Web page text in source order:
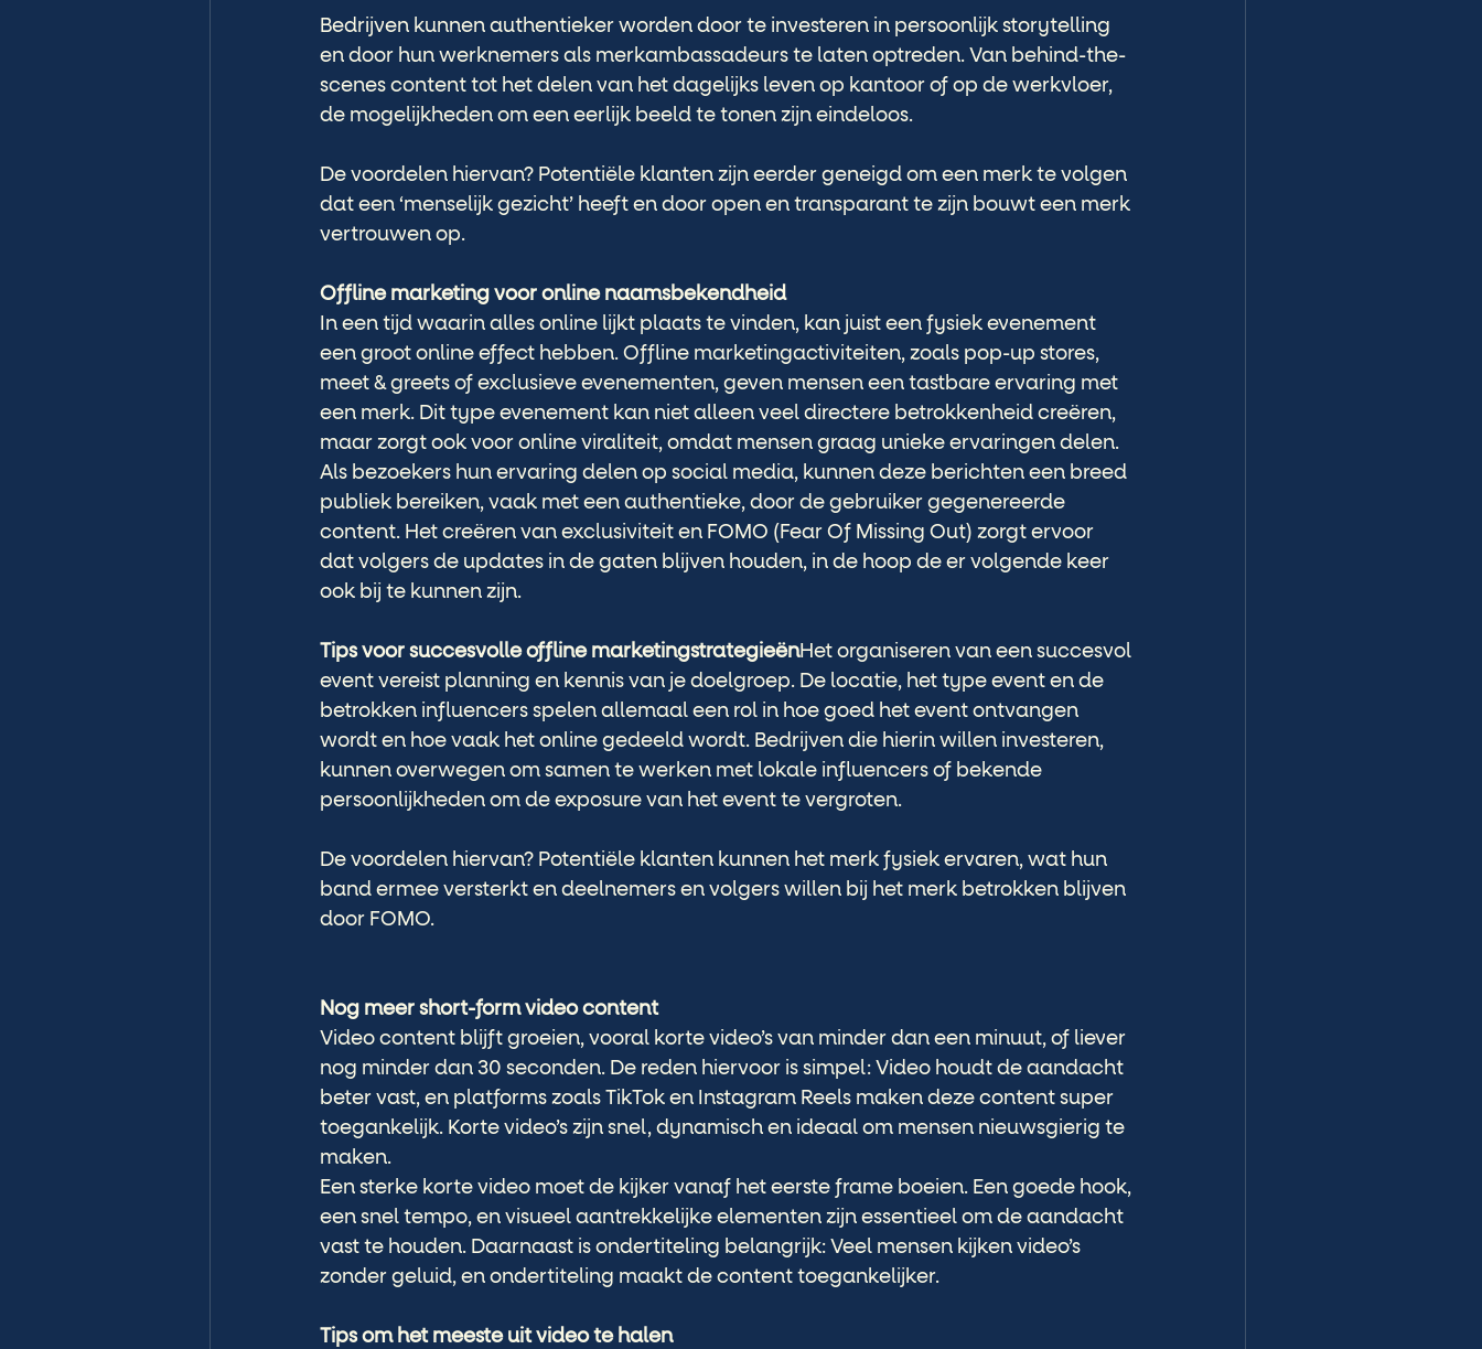
Bedrijven kunnen authentieker worden door te investeren in persoonlijk storytelling
en door hun werknemers als merkambassadeurs te laten optreden. Van behind-the-
scenes content tot het delen van het dagelijks leven op kantoor of op de werkvloer,
de mogelijkheden om een eerlijk beeld te tonen zijn eindeloos.
De voordelen hiervan? Potentiële klanten zijn eerder geneigd om een merk te volgen
dat een ‘menselijk gezicht’ heeft en door open en transparant te zijn bouwt een merk
vertrouwen op.
Offline marketing voor online naamsbekendheid
In een tijd waarin alles online lijkt plaats te vinden, kan juist een fysiek evenement
een groot online effect hebben. Offline marketingactiviteiten, zoals pop-up stores,
meet & greets of exclusieve evenementen, geven mensen een tastbare ervaring met
een merk. Dit type evenement kan niet alleen veel directere betrokkenheid creëren,
maar zorgt ook voor online viraliteit, omdat mensen graag unieke ervaringen delen.
Als bezoekers hun ervaring delen op social media, kunnen deze berichten een breed
publiek bereiken, vaak met een authentieke, door de gebruiker gegenereerde
content. Het creëren van exclusiviteit en FOMO (Fear Of Missing Out) zorgt ervoor
dat volgers de updates in de gaten blijven houden, in de hoop de er volgende keer
ook bij te kunnen zijn.
Tips voor succesvolle offline marketingstrategieënHet organiseren van een succesvol
event vereist planning en kennis van je doelgroep. De locatie, het type event en de
betrokken influencers spelen allemaal een rol in hoe goed het event ontvangen
wordt en hoe vaak het online gedeeld wordt. Bedrijven die hierin willen investeren,
kunnen overwegen om samen te werken met lokale influencers of bekende
persoonlijkheden om de exposure van het event te vergroten.
De voordelen hiervan? Potentiële klanten kunnen het merk fysiek ervaren, wat hun
band ermee versterkt en deelnemers en volgers willen bij het merk betrokken blijven
door FOMO.
Nog meer short-form video content
Video content blijft groeien, vooral korte video’s van minder dan een minuut, of liever
nog minder dan 30 seconden. De reden hiervoor is simpel: Video houdt de aandacht
beter vast, en platforms zoals TikTok en Instagram Reels maken deze content super
toegankelijk. Korte video’s zijn snel, dynamisch en ideaal om mensen nieuwsgierig te
maken.
Een sterke korte video moet de kijker vanaf het eerste frame boeien. Een goede hook,
een snel tempo, en visueel aantrekkelijke elementen zijn essentieel om de aandacht
vast te houden. Daarnaast is ondertiteling belangrijk: Veel mensen kijken video’s
zonder geluid, en ondertiteling maakt de content toegankelijker.
Tips om het meeste uit video te halen